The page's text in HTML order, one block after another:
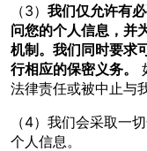
（3） 我们仅允许有
问您的个人信息，并
机制。我们同时要求
行相应的保密义务。
法律责任或被中止与
（4）我们会采取一
个人信息。